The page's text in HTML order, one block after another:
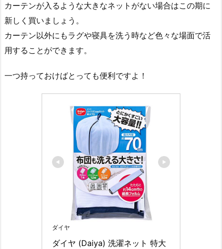
カーテンが入るような大きなネットがない場合はこの期に
新しく買いましょう。
カーテン以外にもラグや寝具を洗う時など色々な場面で活
用することができます。
一つ持っておけばとっても便利ですよ！
ダイヤ
ダイヤ (Daiya) 洗濯ネット 特大